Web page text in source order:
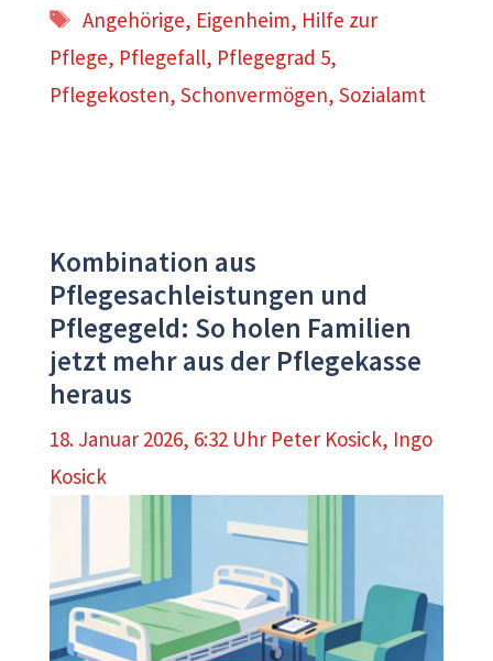
Schlagwörter
Angehörige, Eigenheim, Hilfe zur
Pflege, Pflegefall, Pflegegrad 5,
Pflegekosten, Schonvermögen, Sozialamt
Kombination aus
Pflegesachleistungen und
Pflegegeld: So holen Familien
jetzt mehr aus der Pflegekasse
heraus
18. Januar 2026, 6:32 Uhr Peter Kosick, Ingo
Kosick